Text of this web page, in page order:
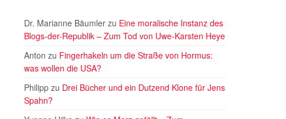
Dr. Marianne Bäumler zu Eine moralische Instanz des
Blogs-der-Republik – Zum Tod von Uwe-Karsten Heye
Anton zu Fingerhakeln um die Straße von Hormus:
was wollen die USA?
Philipp zu Drei Bücher und ein Dutzend Klone für Jens
Spahn?